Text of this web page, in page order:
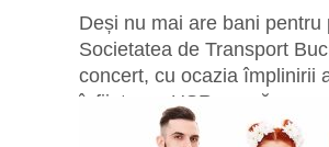
Deși nu mai are bani pentru
Societatea de Transport
concert, cu ocazia împlinirii
înființare. USR acuză...